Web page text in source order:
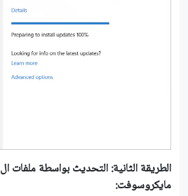
الطريقة الثانية: التحديث بواسطة ملفات ال
مايكروسوفت: